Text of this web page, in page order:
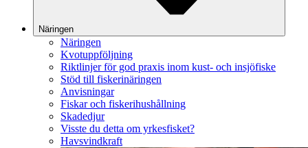
Näringen
Näringen
Kvotuppföljning
Riktlinjer för god praxis inom kust- och insjöfiske
Stöd till fiskerinäringen
Anvisningar
Fiskar och fiskerihushållning
Skadedjur
Visste du detta om yrkesfisket?
Havsvindkraft